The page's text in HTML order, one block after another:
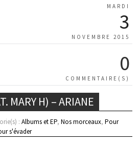
MARDI
3
NOVEMBRE 2015
0
COMMENTAIRE(S)
MARY H) – ARIANE
: Albums et EP, Nos morceaux, Pour
s'évader